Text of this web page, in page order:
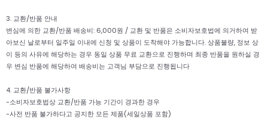
3. 교환/반품 안내
변심에 의한 교환/반품 배송비: 6,000원 / 교환 및 반품은 소비자보호법에 의거하여 받
아보신 날로부터 일주일 이내에 신청 및 상품이 도착해야 가능합니다. 상품불량, 정보 상
이 등의 사유에 해당하는 경우 동일 상품 무료 교환으로 진행하며 최종 반품을 원하실 경
우 변심 반품에 해당하여 배송비는 고객님 부담으로 진행됩니다
4. 교환/반품 불가사항
-소비자보호법상 교환/반품 가능 기간이 경과한 경우
-사전 반품 불가하다고 공지한 모든 제품(세일상품 포함)